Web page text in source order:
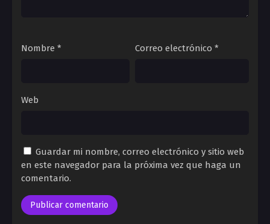
Nombre * Correo electrónico *
Web
Guardar mi nombre, correo electrónico y sitio web
en este navegador para la próxima vez que haga un
comentario.